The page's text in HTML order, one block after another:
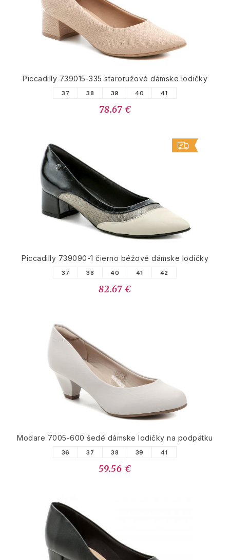
Piccadilly 739015-335 staroružové dámske lodičky
37 38 39 40 41
78.67 €
Piccadilly 739090-1 čierno béžové dámske lodičky
37 38 40 41 42
82.67 €
Modare 7005-600 šedé dámske lodičky na podpätku
36 37 38 39 41
59.56 €